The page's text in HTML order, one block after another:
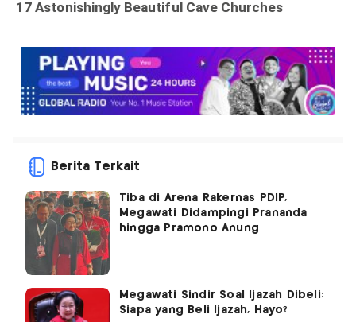
Berita Terkait
Tiba di Arena Rakernas PDIP,
Megawati Didampingi Prananda
hingga Pramono Anung
Megawati Sindir Soal Ijazah Dibeli:
Siapa yang Beli Ijazah, Hayo?